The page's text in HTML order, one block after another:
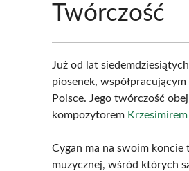
Twórczość
Już od lat
piosenek,
Polsce. Jego twórczość
kompozytorem
Cygan ma na swoim
muzycznej, wśród których